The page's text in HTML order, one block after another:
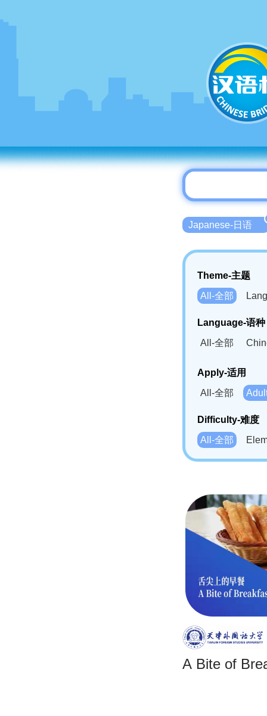
Japanese-日语
Theme-主题
All-全部
Language-语种
All-全部
Bahasa
Swahili(SW)-
Apply-适用
All-全部
Difficulty-难度
All-全部
A Bite of